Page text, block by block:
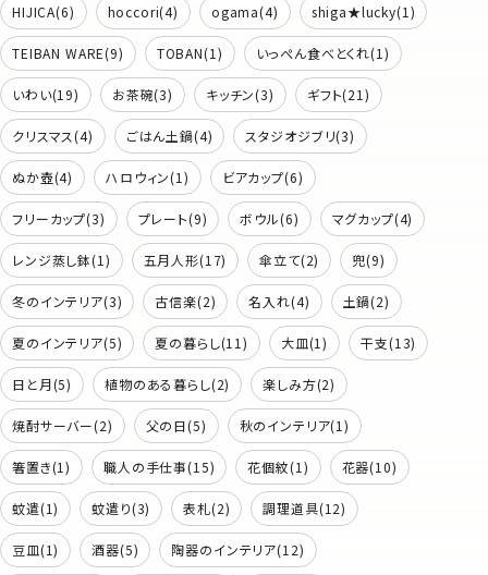
HIJICA(6) hoccori(4) ogama(4) shiga★lucky(1)
TEIBAN WARE(9) TOBAN(1) いっぺん食べとくれ(1)
いわい(19) お茶碗(3) キッチン(3) ギフト(21)
クリスマス(4) ごはん土鍋(4) スタジオジブリ(3)
ぬか壺(4) ハロウィン(1) ビアカップ(6)
フリーカップ(3) プレート(9) ボウル(6) マグカップ(4)
レンジ蒸し鉢(1) 五月人形(17) 傘立て(2) 兜(9)
冬のインテリア(3) 古信楽(2) 名入れ(4) 土鍋(2)
夏のインテリア(5) 夏の暮らし(11) 大皿(1) 干支(13)
日と月(5) 植物のある暮らし(2) 楽しみ方(2)
焼酎サーバー(2) 父の日(5) 秋のインテリア(1)
箸置き(1) 職人の手仕事(15) 花個紋(1) 花器(10)
蚊遣(1) 蚊遣り(3) 表札(2) 調理道具(12)
豆皿(1) 酒器(5) 陶器のインテリア(12)